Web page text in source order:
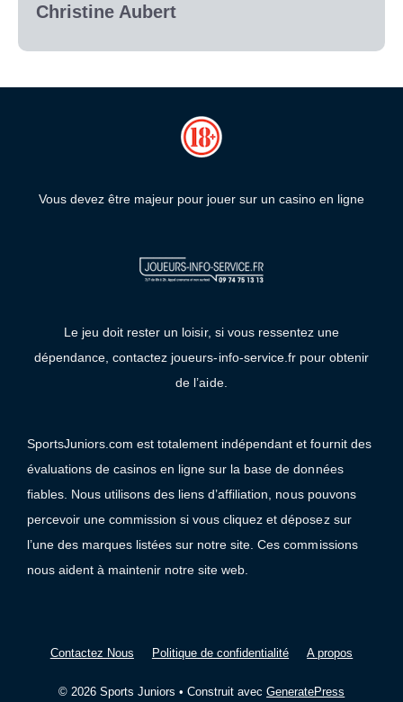
Christine Aubert
Vous devez être majeur pour jouer sur un casino en ligne
Le jeu doit rester un loisir, si vous ressentez une
dépendance, contactez joueurs-info-service.fr pour obtenir
de l’aide.
SportsJuniors.com est totalement indépendant et fournit des
évaluations de casinos en ligne sur la base de données
fiables. Nous utilisons des liens d’affiliation, nous pouvons
percevoir une commission si vous cliquez et déposez sur
l’une des marques listées sur notre site. Ces commissions
nous aident à maintenir notre site web.
Contactez Nous Politique de confidentialité A propos
© 2026 Sports Juniors • Construit avecGeneratePress